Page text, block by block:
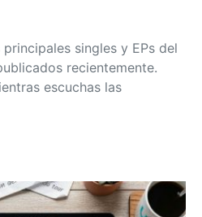
singles y EPs del
recientemente.
escuchas las